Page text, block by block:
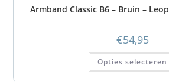
Armband Classic B6 – Bruin –
€54,95
Opties selecteren